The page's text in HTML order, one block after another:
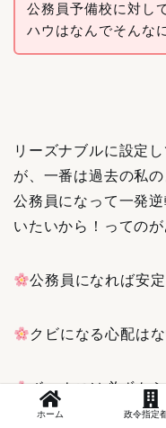
公務員予備校に対し
ハウはなんでそんな
リーズナブルに設定
が、一番は過去の私
公務員になって一発
いたいから！ってのが
公務員になれば安
クビになる心配はな
ボーナスは必ずも
ホーム 政令指定